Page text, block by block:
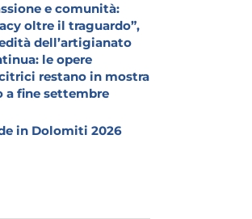
e comunità:
oltre il traguardo”,
dell’artigianato
le opere
restano in mostra
a fine settembre
in Dolomiti 2026